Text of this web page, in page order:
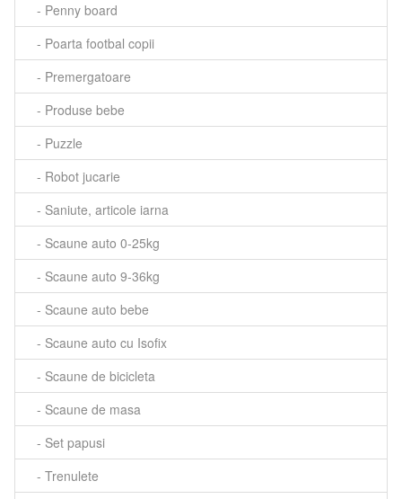
- Penny board
- Poarta footbal copii
- Premergatoare
- Produse bebe
- Puzzle
- Robot jucarie
- Saniute, articole iarna
- Scaune auto 0-25kg
- Scaune auto 9-36kg
- Scaune auto bebe
- Scaune auto cu Isofix
- Scaune de bicicleta
- Scaune de masa
- Set papusi
- Trenulete